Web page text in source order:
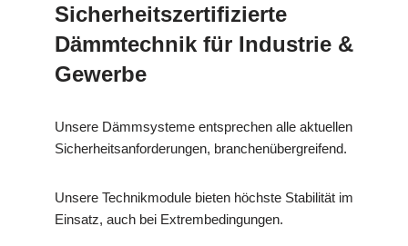
Sicherheitszertifizierte
Dämmtechnik für Industrie &
Gewerbe
Unsere Dämmsysteme entsprechen alle aktuellen
Sicherheitsanforderungen, branchenübergreifend.
Unsere Technikmodule bieten höchste Stabilität im
Einsatz, auch bei Extrembedingungen.